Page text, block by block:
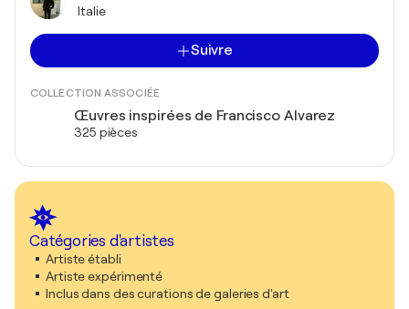
Italie
Suivre
COLLECTION ASSOCIÉE
Œuvres inspirées de Francisco Alvarez
325 pièces
Catégories d'artistes
Artiste établi
Artiste expérimenté
Inclus dans des curations de galeries d'art